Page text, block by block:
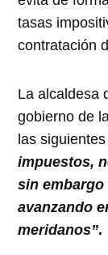
tasas
contratación
La alcaldesa
gobierno de
las
impuestos,
sin
avanzando
meridanos”.